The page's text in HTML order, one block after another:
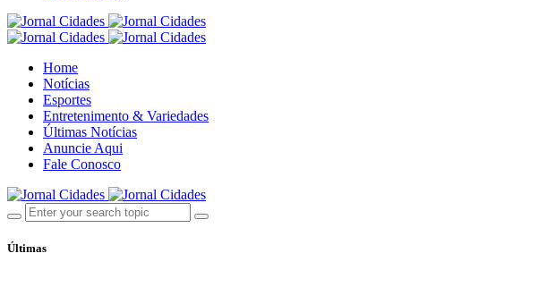
Home
Notícias
Esportes
Entretenimento & Variedades
Últimas Notícias
Anuncie Aqui
Fale Conosco
Últimas